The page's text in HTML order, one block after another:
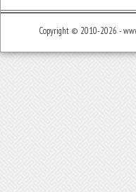
Copyright © 2010-2026 -